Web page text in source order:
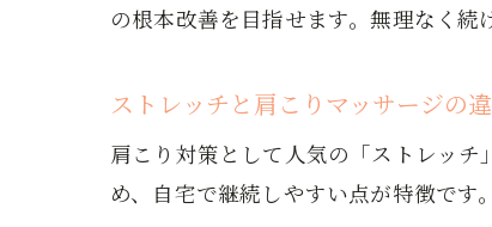
の根本改善を目指せます。無理なく続
ストレッチと肩こりマッサージの
肩こり対策として人気の「ストレッ
め、自宅で継続しやすい点が特徴です